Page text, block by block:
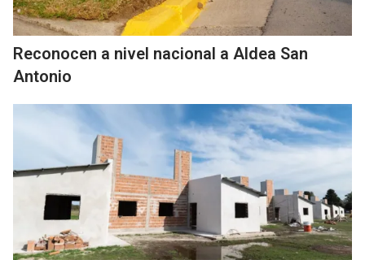
Reconocen a nivel nacional a Aldea San
Antonio